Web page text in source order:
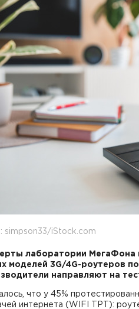
simpson33/iStock.com
лаборатории МегаФона
моделей 3G/4G-роутеров
направляют на
что у 45%
интернета (WIFI TPT):